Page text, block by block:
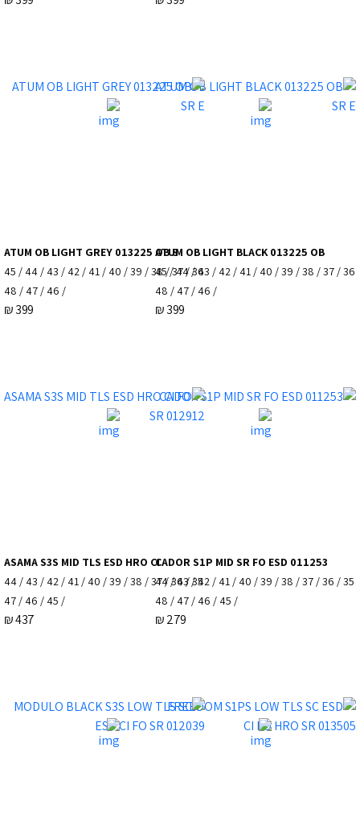
ATUM OB LIGHT BLACK 013225 OB
36 / 37 / 38 / 39 / 40 / 41 / 42 / 43 / 44 / 45
/ 46 / 47 / 48
399
₪
ATUM OB LIGHT GREY 013225 OB S
36 / 37 / 38 / 39 / 40 / 41 / 42 / 43 / 44 / 45
/ 46 / 47 / 48
399
₪
CADOR S1P MID SR FO ESD 011253
35 / 36 / 37 / 38 / 39 / 40 / 41 / 42 / 43 / 44
/ 45 / 46 / 47 / 48
279
₪
ASAMA S3S MID TLS ESD HRO CI
35 / 36 / 37 / 38 / 39 / 40 / 41 / 42 / 43 / 44
/ 45 / 46 / 47
437
₪